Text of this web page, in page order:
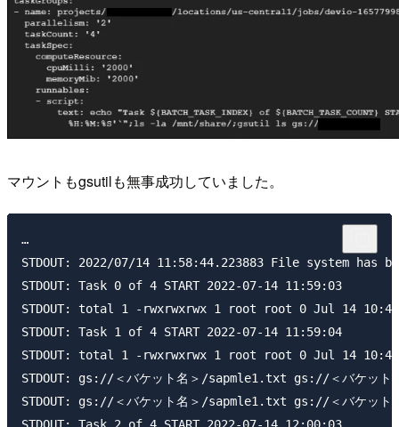
マウントもgsutilも無事成功していました。
…
STDOUT: 2022/07/14 11:58:44.223883 File system has
STDOUT: Task 0 of 4 START 2022-07-14 11:59:03
STDOUT: total 1 -rwxrwxrwx 1 root root 0 Jul 14
STDOUT: Task 1 of 4 START 2022-07-14 11:59:04
STDOUT: total 1 -rwxrwxrwx 1 root root 0 Jul 14
STDOUT: gs://＜バケット名＞/sapmle1.txt gs://＜バケッ
STDOUT: gs://＜バケット名＞/sapmle1.txt gs://＜バケッ